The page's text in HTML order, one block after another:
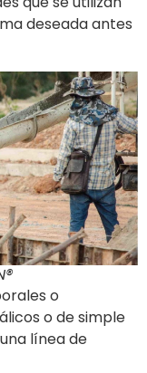
deseada antes
o
o de simple
línea de